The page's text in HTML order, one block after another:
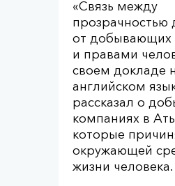
«Связь между
прозрачностью
от добывающих
и правами
своем докладе
английском
рассказал о
компаниях в
которые
окружающей
жизни человека.